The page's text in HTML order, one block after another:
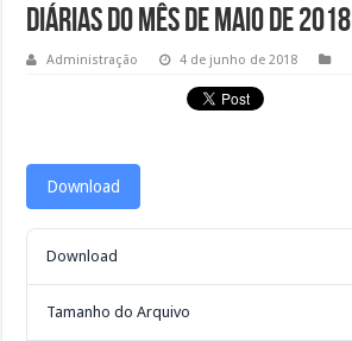
DIÁRIAS DO MÊS DE MAIO DE 2018
Administração 4 de junho de 2018
Download
Download
Tamanho do Arquivo